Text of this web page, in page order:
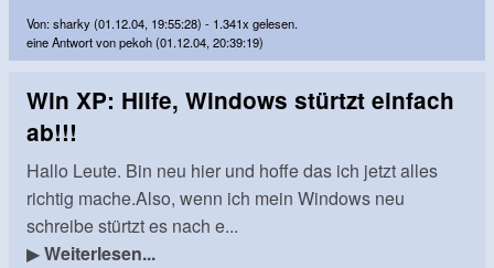
Von: sharky (01.12.04, 19:55:28) - 1.341x gelesen.
eine Antwort von pekoh (01.12.04, 20:39:19)
Win XP: Hilfe, Windows stürtzt einfach
ab!!!
Hallo Leute. Bin neu hier und hoffe das ich jetzt alles
richtig mache.Also, wenn ich mein Windows neu
schreibe stürtzt es nach e...
▶Weiterlesen...